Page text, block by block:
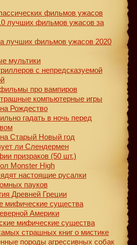
фильмов ужасов
лучших фильмов ужасов за
лучших фильмов ужасов 2020
мультики
с непредсказуемой
про вампиров
компьютерные игры
Рождество
гадать в ночь перед
Старый Новый год
ли Слендермен
призраков (50 шт.)
Monster High
настоящие русалки
пауков
Древней Греции
мифические существа
Америки
мифические существа
страшных книг о мистике
породы агрессивных собак